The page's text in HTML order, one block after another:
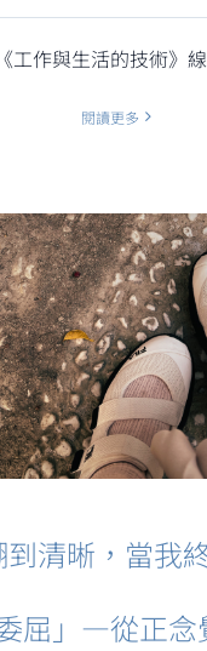
工作與生活的技術》
閱讀更多
清晰，當我
委屈」—從正